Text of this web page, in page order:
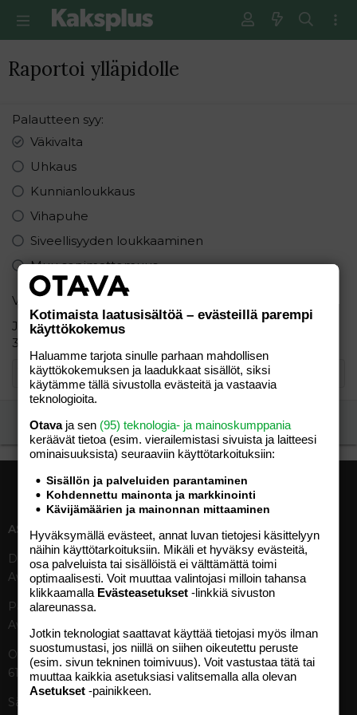
Raportoi ylläpidolle
Palautteen syy
Väkivalta
Uhkaus
Kunnianloukkaus
Vihapuhe
Siveellisyyden loukkaaminen
Muu sopimattomuus
Varmistus
Järjestä seuraavat numerot pienimmästä suurimpaan:
3 6 1
Ilmoita asiaton viesti
ASIAKASPALVELU
Digipalvelut (09) 156 6227
Avoinna ma–pe 8–19
Painettu lehti (09) 156 665
Avoinna ma–pe 8–19
Otavamedian vaihde (09) 156
61
Sähköposti (digi)
MEDIATIEDOT
Tekniset tiedot, aikataulut ja
ilmoitushinnat
Tietoa verkon kävijöistä
Avoimuusraportti
Käyttöehdot
TUOTTEET
Kotimaista laatusisältöä – evästeillä parempi
käyttökokemus
Haluamme tarjota sinulle parhaan mahdollisen
käyttökokemuksen ja laadukkaat sisällöt, siksi
käytämme tällä sivustolla evästeitä ja vastaavia
teknologioita.
Otavaja sen (95) teknologia- ja mainoskumppania
keräävät tietoa (esim. vierailemis­tasi sivuista ja laitteesi
ominaisuuk­sista) seuraaviin käyttötarkoituksiin:
Sisällön ja palveluiden parantaminen
Kohdennettu mainonta ja markkinointi
Kävijämäärien ja mainonnan mittaaminen
Hyväksymällä evästeet, annat luvan tietojesi käsittelyyn
näihin käyttötarkoituksiin. Mikäli et hyväksy evästeitä,
osa palveluista tai sisällöistä ei välttämättä toimi
optimaalisesti. Voit muuttaa valintojasi milloin tahansa
klikkaamalla Evästeasetukset -linkkiä sivuston
alareunassa.
Jotkin teknologiat saattavat käyttää tietojasi myös ilman
suostumustasi, jos niillä on siihen oikeutettu peruste
(esim. sivun tekninen toimivuus). Voit vastustaa tätä tai
muuttaa kaikkia asetuksiasi valitsemalla alla olevan
Asetukset -painikkeen.